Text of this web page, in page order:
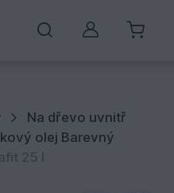
Můj účet
Na dřevo uvnitř
olej Barevný
25 l